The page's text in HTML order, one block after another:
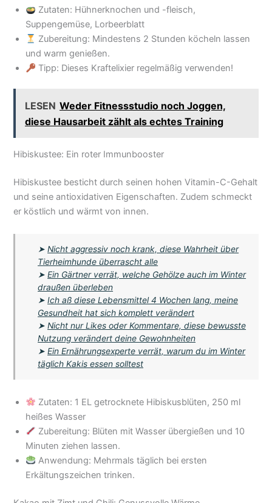
Zutaten: Hühnerknochen und -fleisch,
Suppengemüse, Lorbeerblatt
Zubereitung: Mindestens 2 Stunden köcheln lassen
und warm genießen.
Tipp: Dieses Kraftelixier regelmäßig verwenden!
LESEN Weder Fitnessstudio noch Joggen,
diese Hausarbeit zählt als echtes Training
Hibiskustee: Ein roter Immunbooster
Hibiskustee besticht durch seinen hohen Vitamin-C-Gehalt
und seine antioxidativen Eigenschaften. Zudem schmeckt
er köstlich und wärmt von innen.
➤Nicht aggressiv noch krank, diese Wahrheit über
Tierheimhunde überrascht alle
➤Ein Gärtner verrät, welche Gehölze auch im Winter
draußen überleben
➤Ich aß diese Lebensmittel 4 Wochen lang, meine
Gesundheit hat sich komplett verändert
➤Nicht nur Likes oder Kommentare, diese bewusste
Nutzung verändert deine Gewohnheiten
➤Ein Ernährungsexperte verrät, warum du im Winter
täglich Kakis essen solltest
Zutaten: 1 EL getrocknete Hibiskusblüten, 250 ml
heißes Wasser
Zubereitung: Blüten mit Wasser übergießen und 10
Minuten ziehen lassen.
Anwendung: Mehrmals täglich bei ersten
Erkältungszeichen trinken.